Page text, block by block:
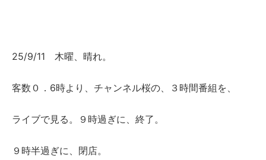
25/9/11 木曜、晴れ。
客数０．6時より、チャンネル桜の、３時間番組を、
ライブで見る。９時過ぎに、終了。
９時半過ぎに、閉店。